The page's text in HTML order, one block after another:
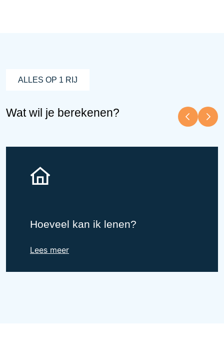
ALLES OP 1 RIJ
Wat wil je berekenen?
Hoeveel kan ik lenen?
Lees meer